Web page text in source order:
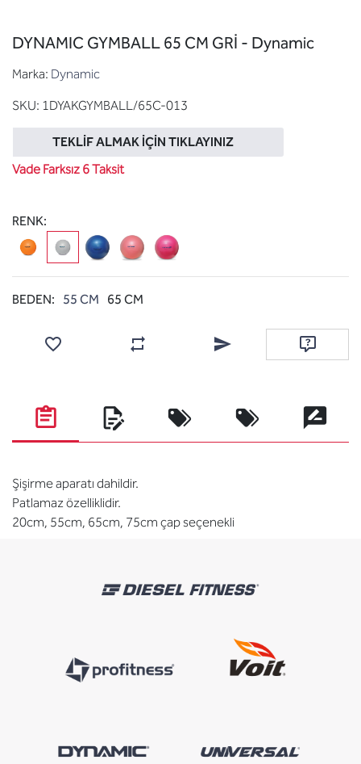
DYNAMIC GYMBALL 65 CM GRİ - Dynamic
Marka: Dynamic
SKU: 1DYAKGYMBALL/65C-013
TEKLIF ALMAK İÇIN TIKLAYINIZ
Vade Farksız 6 Taksit
RENK:
BEDEN: 55 CM 65 CM
Karşılaştırma listesine ekleArkadaşına e-posta ile
Soru sor
Şişirme aparatı dahildir.
Patlamaz özelliklidir.
20cm, 55cm, 65cm, 75cm çap seçenekli